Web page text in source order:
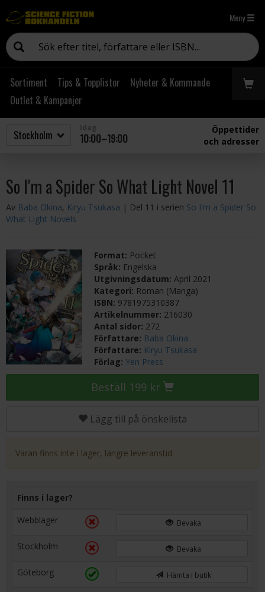
Meny
Sortiment Tips & Topplistor
Nyheter & Kommande
Outlet & Kampanjer
10:00–19:00
Öppettider
och adresser
So I'm a Spider So What Light Novel 11
Av Baba Okina, Kiryu Tsukasa | Del 11 i serien So I'm a Spider So
What Light Novels
Format: Pocket
Språk: Engelska
Utgivningsdatum:April 2021
Kategori: Roman (Manga)
ISBN: 9781975310387
Artikelnummer: 216030
Antal sidor: 272
Författare: Baba Okina
Författare: Kiryu Tsukasa
Förlag: Yen Press
Beställ 199 kr
Lägg till på önskelista
Varan finns inte i lager, längre leveranstid.
Finns i lager?
Webblager
Bevaka
Stockholm Bevaka
Göteborg Hämta i butik